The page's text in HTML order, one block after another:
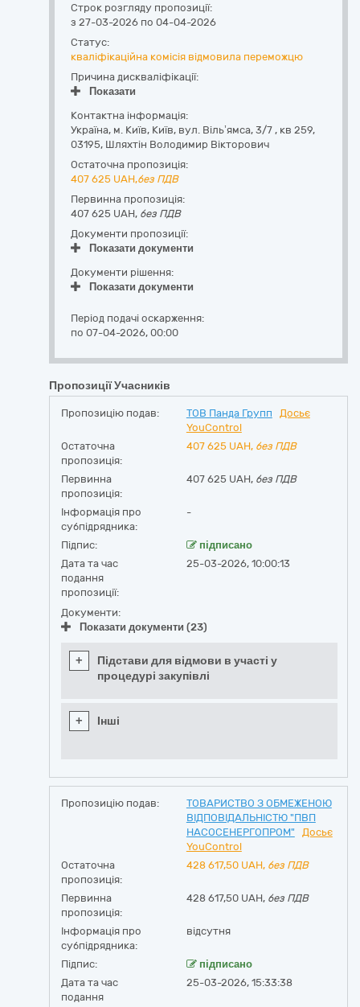
Строк розгляду пропозиції:
з 27-03-2026 по 04-04-2026
Статус:
кваліфікаційна комісія відмовила переможцю
Причина дискваліфікації:
Показати
Контактна інформація:
Україна, м. Київ, Київ, вул. Віль’ямса, 3/7 , кв 259,
03195, Шляхтін Володимир Вікторович
Остаточна пропозиція:
407 625 UAH,без ПДВ
Первинна пропозиція:
407 625 UAH, без ПДВ
Документи пропозиції:
Показати документи
Документи рішення:
Показати документи
Період подачі оскарження:
по 07-04-2026, 00:00
Пропозиції Учасників
Пропозицію подав: ТОВ Панда Групп
Досьє
YouControl
Остаточна
пропозиція:
407 625 UAH, без ПДВ
Первинна
пропозиція:
407 625 UAH, без ПДВ
Інформація про
субпідрядника:
-
Підпис:
підписано
Дата та час
подання
пропозиції:
25-03-2026, 10:00:13
Документи:
Показати документи (23)
+
Підстави для відмови в участі у
процедурі закупівлі
+ Інші
Пропозицію подав:
ТОВАРИСТВО З ОБМЕЖЕНОЮ
ВІДПОВІДАЛЬНІСТЮ "ПВП
НАСОСЕНЕРГОПРОМ"
Досьє
YouControl
Остаточна
пропозиція:
428 617,50 UAH, без ПДВ
Первинна
пропозиція:
428 617,50 UAH, без ПДВ
Інформація про
субпідрядника:
відсутня
Підпис:
підписано
Дата та час
подання
25-03-2026, 15:33:38